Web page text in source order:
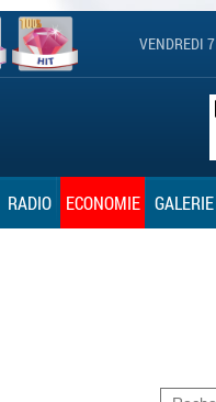
VENDREDI
RADIO ECONOMIE GALERIE